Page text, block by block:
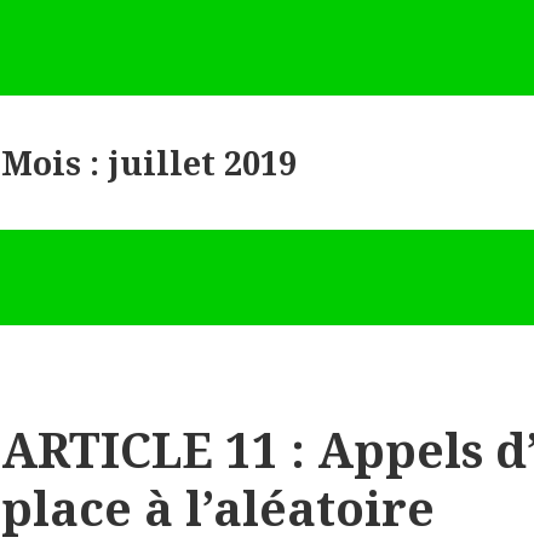
Mois : juillet 2019
ARTICLE 11 : Appels
place à l’aléatoire